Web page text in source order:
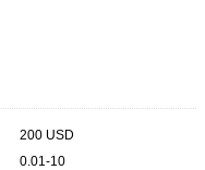
200 USD
0.01-10